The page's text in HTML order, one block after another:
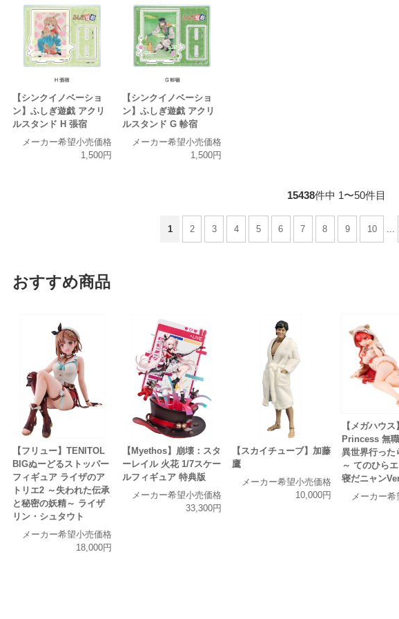
【シンクイノベーショ
ン】ふしぎ遊戯 アクリ
ルスタンド H 張宿
メーカー希望小売価格
1,500円
【シンクイノベーショ
ン】ふしぎ遊戯 アクリ
ルスタンド G 軫宿
メーカー希望小売価格
1,500円
15438件中 1〜50件目
1 2 3 4 5 6 7 8 9 10
おすすめ商品
【フリュー】TENITOL
BIGぬーどるストッパー
フィギュア ライザのア
トリエ2 ～失われた伝承
と秘密の妖精～ ライザ
リン・シュタウト
メーカー希望小売価格
18,000円
【Myethos】崩壊：スタ
ーレイル 火花 1/7スケー
ルフィギュア 特典版
メーカー希望小売価格
33,300円
【スカイチューブ】加藤
鷹
メーカー希望小売価格
10,000円
【メガハウ
Princess 無
異世界行った
～ てのひら
寝だニャン
メーカー